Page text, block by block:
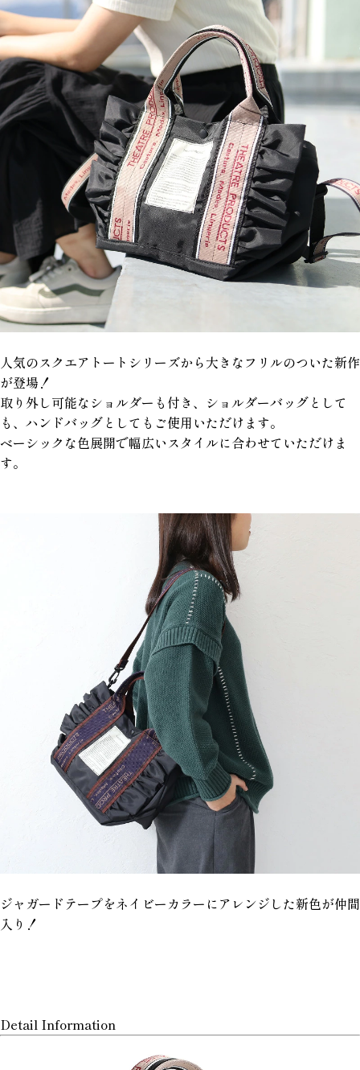
人気のスクエアトートシリーズから大きなフリルのついた新作
が登場！
取り外し可能なショルダーも付き、ショルダーバッグとして
も、ハンドバッグとしてもご使用いただけます。
ベーシックな色展開で幅広いスタイルに合わせていただけま
す。
ジャガードテープをネイビーカラーにアレンジした新色が仲間
入り！
Detail Information